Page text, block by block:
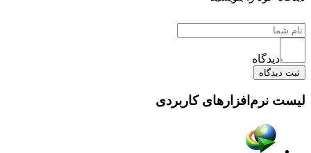
دیدگاه
ثبت دیدگاه
نرم‌افزارهای کاربردی